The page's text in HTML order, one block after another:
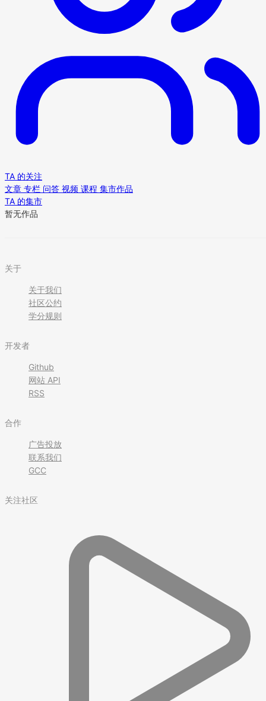
TA 的关注
文章 专栏 问答 视频 课程 集市作品
TA 的集市
暂无作品
关于
关于我们
社区公约
学分规则
开发者
Github
网站 API
RSS
合作
广告投放
联系我们
GCC
关注社区